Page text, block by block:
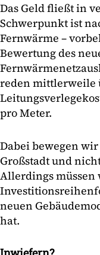
Das Geld fließt in
Schwerpunkt ist
Fernwärme –
Bewertung des
reden mittlerweile
pro Meter.
Dabei bewegen
Großstadt und
Allerdings müssen
neuen
hat.